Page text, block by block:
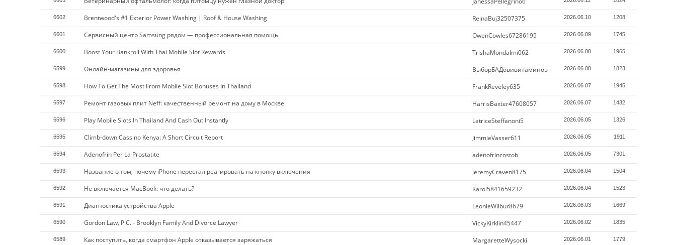
6602 Brentwood's #1 Exterior Power Washing | Roof & House Washing ReinaBuj32507375 2026.06.10 1208
6601 Сервисный центр Samsung рядом — профессиональная помощь OwenCowles67286195 2026.06.09 1745
6600 Boost Your Bankroll With Thai Mobile Slot Rewards TrishaMondalmi062 2026.06.08 1965
6599 Онлайн-магазины для здоровья ВыборБАДовивитаминов 2026.06.08 1823
6598 How To Get The Most From Mobile Slot Bonuses In Thailand FrankReveley635 2026.06.07 1945
6597 Ремонт газовых плит Neff: качественный ремонт на дому в Москве HarrisBaxter47608057 2026.06.07 1432
6596 Play Mobile Slots In Thailand And Cash Out Instantly LatriceSteffanoni5 2026.06.05 1326
6595 Climb-down Cassino Kenya: A Short Circuit Report JimmieVasser611 2026.06.05 1911
6594 Adenofrin Per La Prostatite adenofrincostob 2026.06.05 7301
6593 Название о том, почему iPhone перестал реагировать на кнопку включения JeremyCraven8175 2026.06.04 1504
6592 Не включается MacBook: что делать? Karol5841659232 2026.06.04 1523
6591 Диагностика устройства Apple LeonieWilbur8679 2026.06.03 1669
6590 Gordon Law, P.C. - Brooklyn Family And Divorce Lawyer VickyKirklin45447 2026.06.02 1835
6589 Как поступить, когда смартфон Apple отказывается заряжаться MargaretteWysocki 2026.06.01 1779